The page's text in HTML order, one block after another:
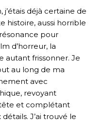
déjà certaine de
histoire, aussi horrible
pour
d’horreur, la
autant frissonner. Je
au long de ma
avec
revoyant
et complétant
J’ai trouvé le